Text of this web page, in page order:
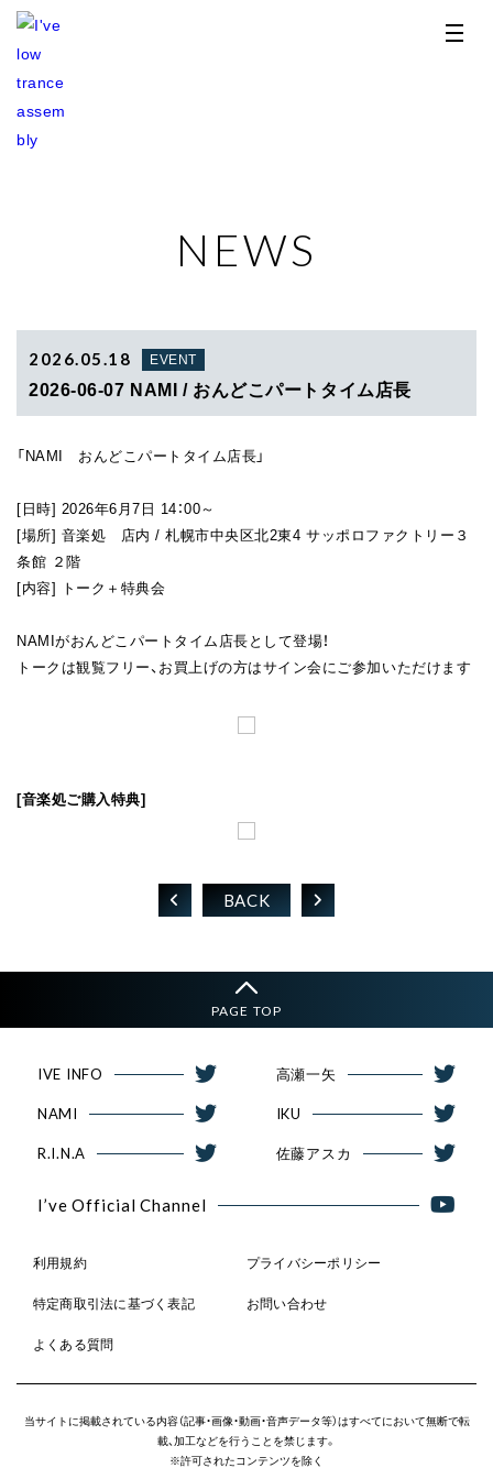
TOP
PROFILE
STORE
FAN CLUB
NEWS
2026.05.18 EVENT
2026-06-07 NAMI / おんどこパートタイム店長
「NAMI おんどこパートタイム店長」
[日時] 2026年6月7日 14：00～
[場所] 音楽処 店内 / 札幌市中央区北2東4 サッポロファクトリー３
条館 ２階
[内容] トーク＋特典会
NAMIがおんどこパートタイム店長として登場！
トークは観覧フリー、お買上げの方はサイン会にご参加いただけます
[音楽処ご購入特典]
BACK
PAGE TOP
IVE INFO 高瀬一矢
NAMI IKU
R.I.N.A 佐藤アスカ
I’ve Official Channel
利用規約 プライバシーポリシー
特定商取引法に基づく表記 お問い合わせ
よくある質問
当サイトに掲載されている内容（記事・画像・動画・音声データ等）はすべてにおいて無断で転
載、加工などを行うことを禁じます。
※許可されたコンテンツを除く